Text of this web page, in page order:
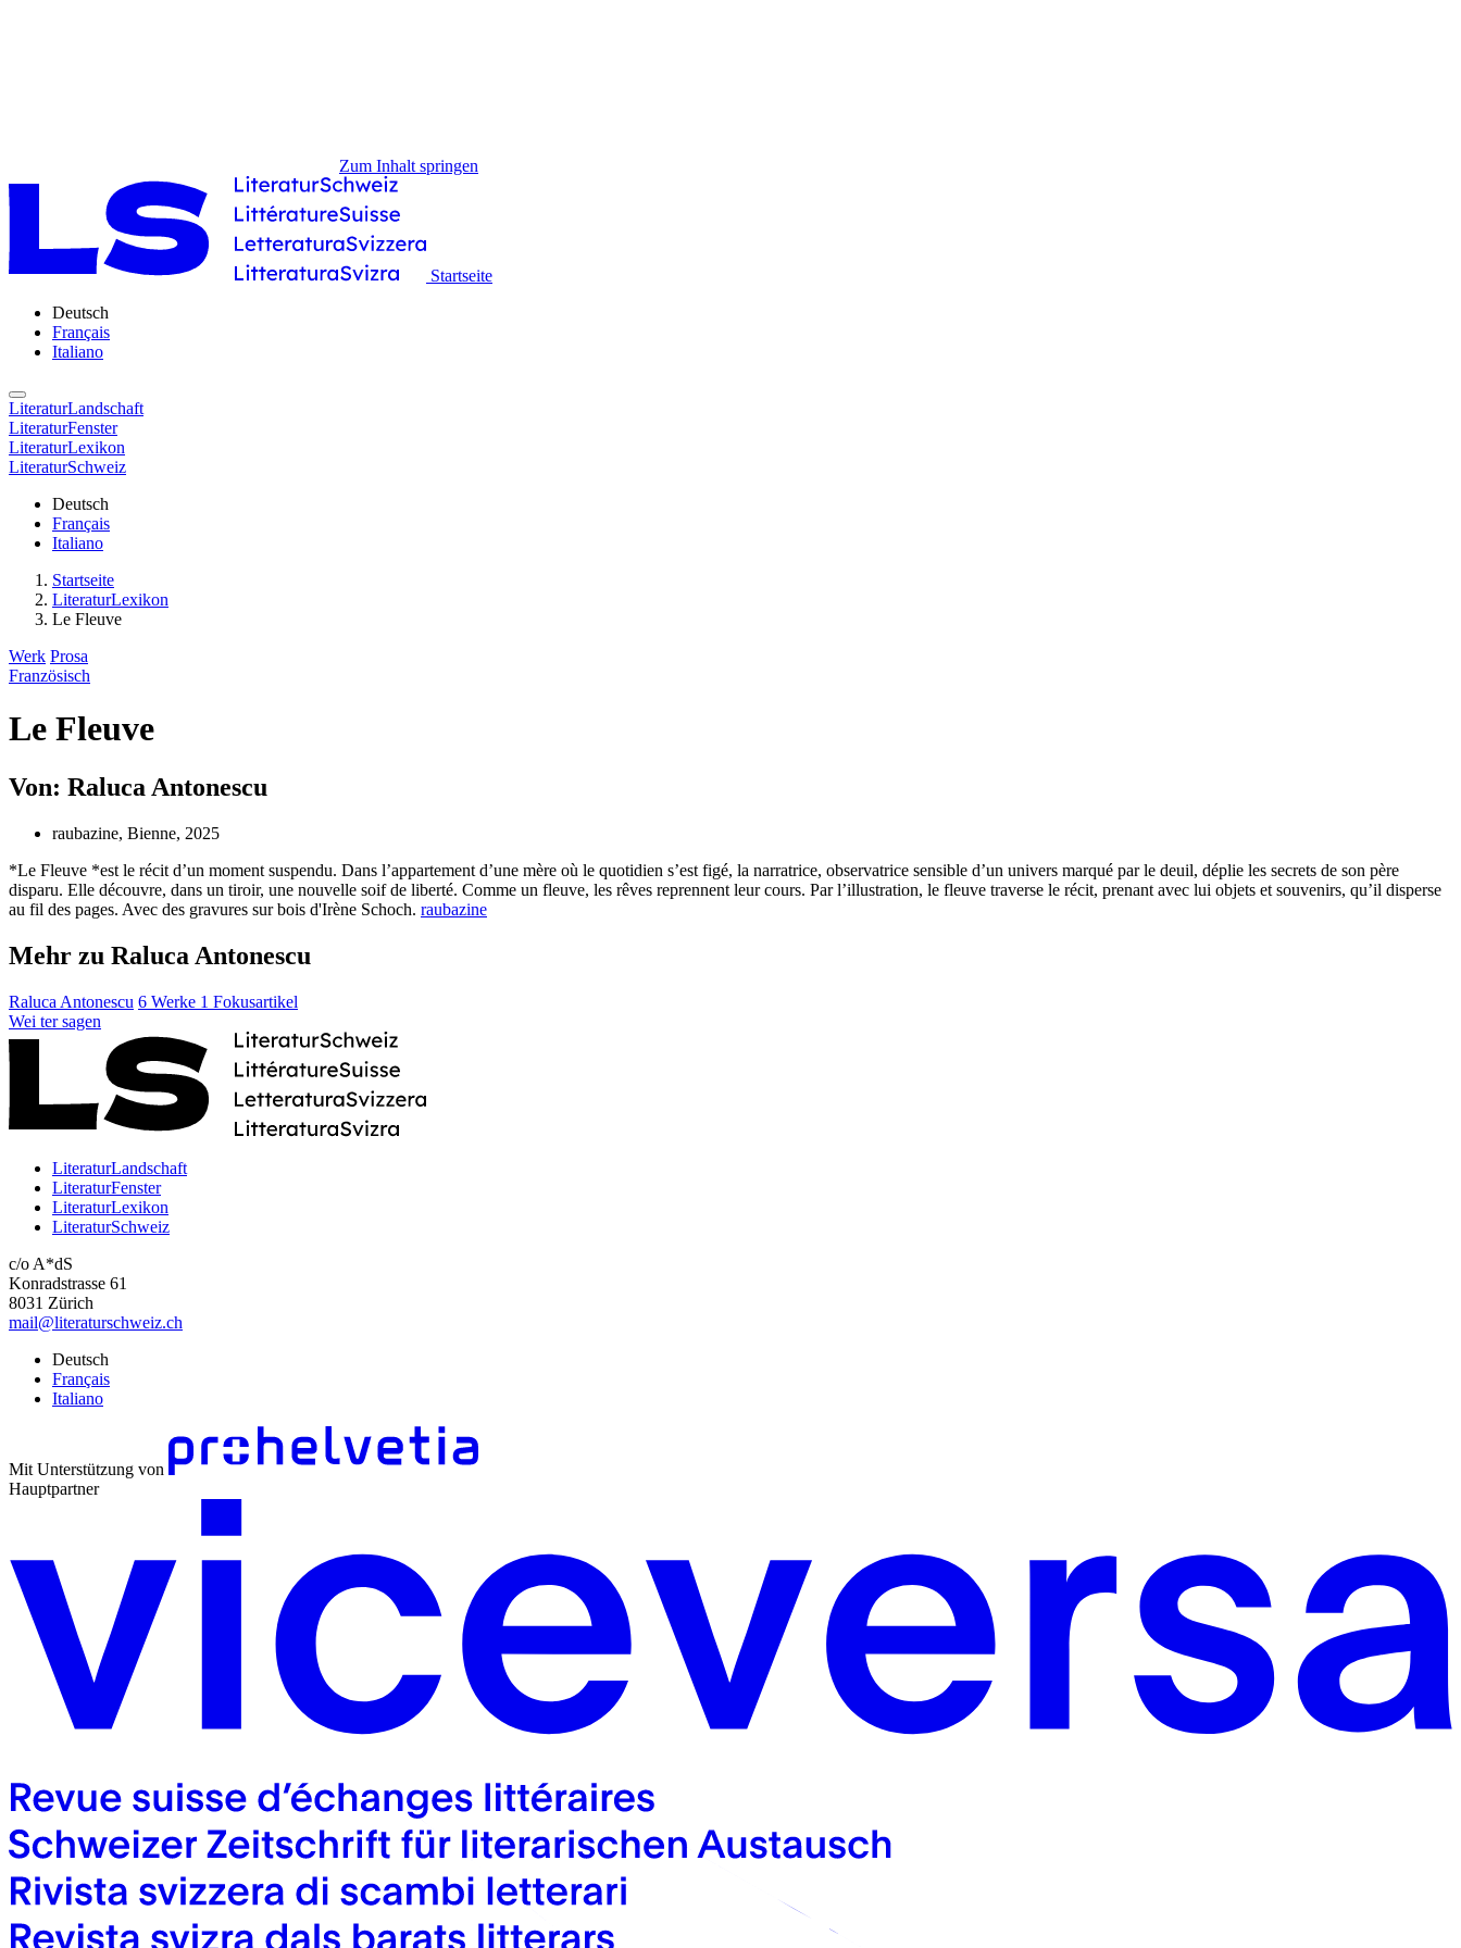
Zum Inhalt springen
Startseite
Deutsch
Français
Italiano
LiteraturLandschaft
LiteraturFenster
LiteraturLexikon
LiteraturSchweiz
Deutsch
Français
Italiano
Startseite
LiteraturLexikon
Le Fleuve
Werk Prosa
Französisch
Le Fleuve
Von: Raluca Antonescu
raubazine, Bienne, 2025
*Le Fleuve *est le récit d’un moment suspendu. Dans l’appartement d’une mère où le quotidien s’est figé, la narratrice, observatrice sensible d’un univers marqué par le deuil, déplie les secrets de son père
disparu. Elle découvre, dans un tiroir, une nouvelle soif de liberté. Comme un fleuve, les rêves reprennent leur cours. Par l’illustration, le fleuve traverse le récit, prenant avec lui objets et souvenirs, qu’il disperse
au fil des pages. Avec des gravures sur bois d'Irène Schoch. raubazine
Mehr zu Raluca Antonescu
Raluca Antonescu 6 Werke 1 Fokusartikel
Wei ter sagen
LiteraturLandschaft
LiteraturFenster
LiteraturLexikon
LiteraturSchweiz
c/o A*dS
Konradstrasse 61
8031 Zürich
mail@literaturschweiz.ch
Deutsch
Français
Italiano
Mit Unterstützung von
Hauptpartner